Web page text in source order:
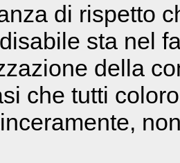
di rispetto
sta nel
della
che tutti